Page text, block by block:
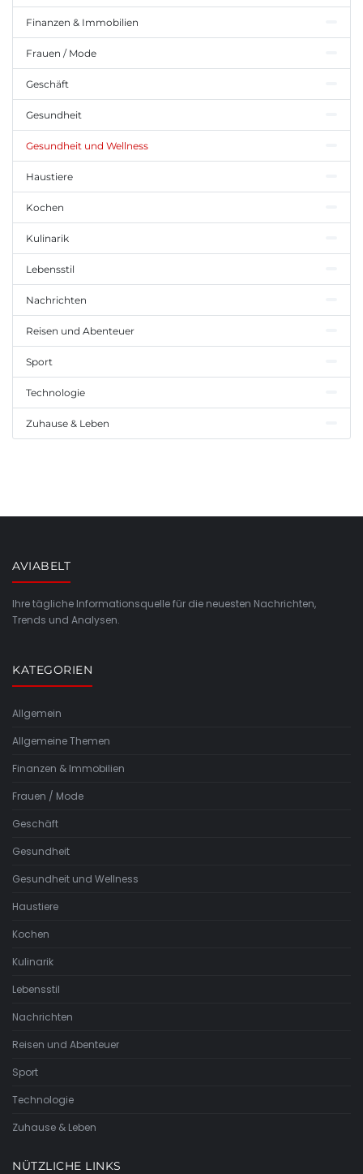
Finanzen & Immobilien
Frauen / Mode
Geschäft
Gesundheit
Gesundheit und Wellness
Haustiere
Kochen
Kulinarik
Lebensstil
Nachrichten
Reisen und Abenteuer
Sport
Technologie
Zuhause & Leben
AVIABELT
Ihre tägliche Informationsquelle für die neuesten Nachrichten,
Trends und Analysen.
KATEGORIEN
Allgemein
Allgemeine Themen
Finanzen & Immobilien
Frauen / Mode
Geschäft
Gesundheit
Gesundheit und Wellness
Haustiere
Kochen
Kulinarik
Lebensstil
Nachrichten
Reisen und Abenteuer
Sport
Technologie
Zuhause & Leben
NÜTZLICHE LINKS